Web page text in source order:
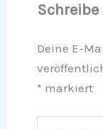
Deine E-
* markiert